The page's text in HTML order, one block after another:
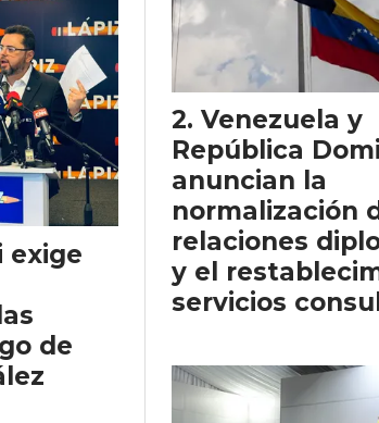
exige
de
Venezuela y
República
anuncian la
normalización
relaciones
y el
servicios